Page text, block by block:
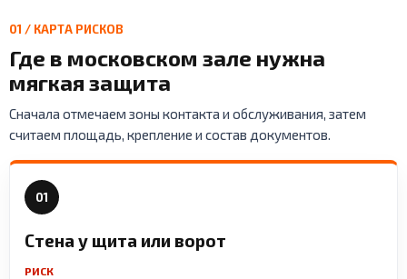
01 / КАРТА РИСКОВ
Где в московском зале нужна
мягкая защита
Сначала отмечаем зоны контакта и обслуживания, затем
считаем площадь, крепление и состав документов.
01
Стена у щита или ворот
РИСК